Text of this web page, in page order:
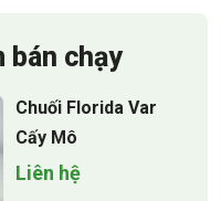
bán chạy
Chuối Florida Var
Cấy Mô
Liên hệ